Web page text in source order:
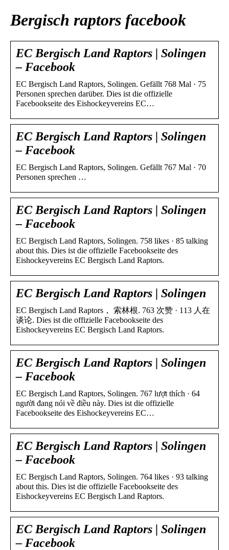
Bergisch raptors facebook
EC Bergisch Land Raptors | Solingen
– Facebook
EC Bergisch Land Raptors, Solingen. Gefällt 768 Mal · 75
Personen sprechen darüber. Dies ist die offizielle
Facebookseite des Eishockeyvereins EC…
EC Bergisch Land Raptors | Solingen
– Facebook
EC Bergisch Land Raptors, Solingen. Gefällt 767 Mal · 70
Personen sprechen …
EC Bergisch Land Raptors | Solingen
– Facebook
EC Bergisch Land Raptors, Solingen. 758 likes · 85 talking
about this. Dies ist die offizielle Facebookseite des
Eishockeyvereins EC Bergisch Land Raptors.
EC Bergisch Land Raptors | Solingen
EC Bergisch Land Raptors， 索林根. 763 次赞 · 113 人在
谈论. Dies ist die offizielle Facebookseite des
Eishockeyvereins EC Bergisch Land Raptors.
EC Bergisch Land Raptors | Solingen
– Facebook
EC Bergisch Land Raptors, Solingen. 767 lượt thích · 64
người đang nói về điều này. Dies ist die offizielle
Facebookseite des Eishockeyvereins EC…
EC Bergisch Land Raptors | Solingen
– Facebook
EC Bergisch Land Raptors, Solingen. 764 likes · 93 talking
about this. Dies ist die offizielle Facebookseite des
Eishockeyvereins EC Bergisch Land Raptors.
EC Bergisch Land Raptors | Solingen
– Facebook